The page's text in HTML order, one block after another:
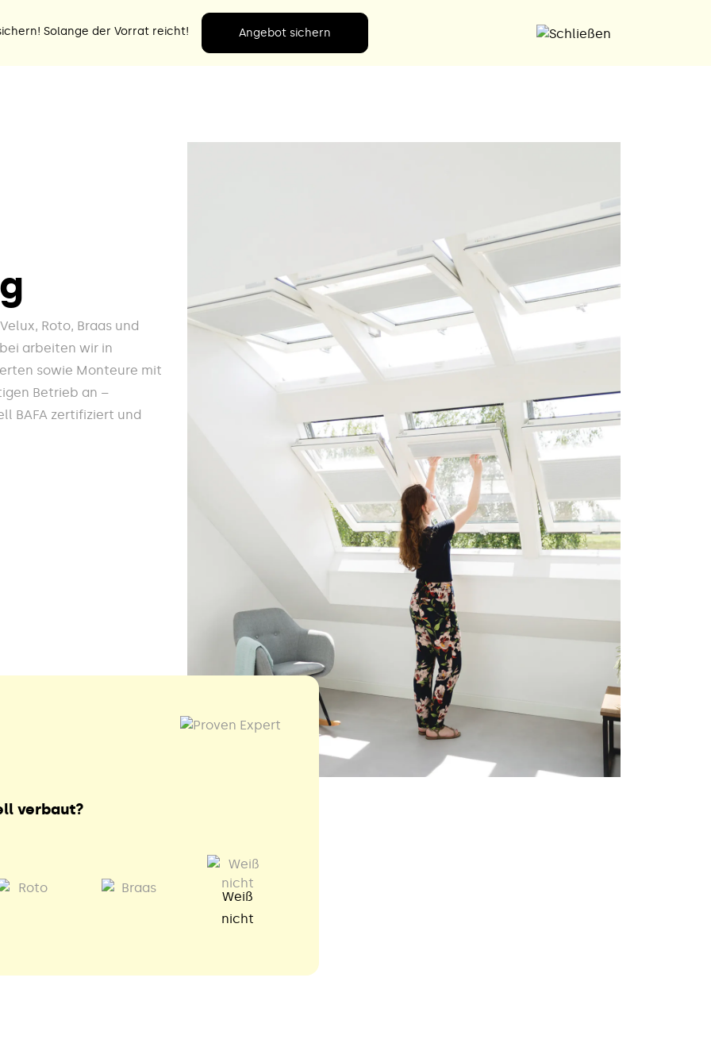
Solange der Vorrat reicht! Angebot sichern
Roto, Braas und
arbeiten wir in
sowie Monteure mit
Betrieb an –
BAFA zertifiziert und
verbaut?
Weiß
nicht